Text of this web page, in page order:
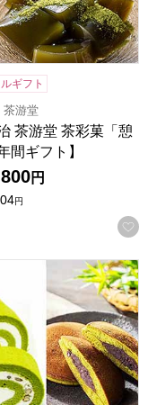
に登録する
ギフト
茶游堂
茶游堂 茶彩菓「憩
間ギフト】
円
円
のあんみつ＆京く
茶游堂 茶游堂ロー